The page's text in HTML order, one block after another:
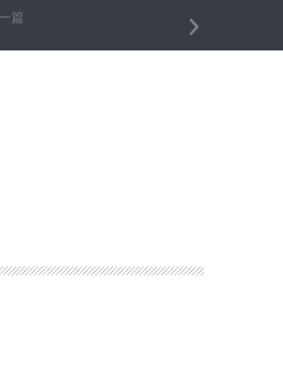
带一路”中意企业投资对接会在意大利举行
篇